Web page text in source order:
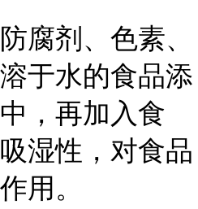
腐剂、色素、
于水的食品添
，再加入食
湿性，对食品
用。